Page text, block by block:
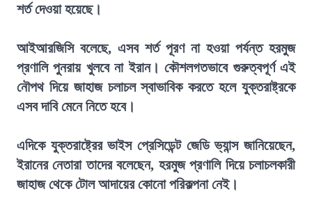
শর্ত দেওয়া হয়েছে।
আইআরজিসি বলেছে, এসব শর্ত পূরণ না হওয়া পর্যন্ত হরমুজ
প্রণালি পুনরায় খুলবে না ইরান। কৌশলগতভাবে গুরুত্বপূর্ণ এই
নৌপথ দিয়ে জাহাজ চলাচল স্বাভাবিক করতে হলে যুক্তরাষ্ট্রকে
এসব দাবি মেনে নিতে হবে।
এদিকে যুক্তরাষ্ট্রের ভাইস প্রেসিডেন্ট জেডি ভ্যান্স জানিয়েছেন,
ইরানের নেতারা তাদের বলেছেন, হরমুজ প্রণালি দিয়ে চলাচলকারী
জাহাজ থেকে টোল আদায়ের কোনো পরিকল্পনা নেই।